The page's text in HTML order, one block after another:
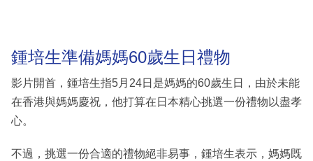
鍾培生準備媽媽60歲生日禮物
影片開首，鍾培生指5月24日是媽媽的60歲生日，由於未能
在香港與媽媽慶祝，他打算在日本精心挑選一份禮物以盡孝
心。
不過，挑選一份合適的禮物絕非易事，鍾培生表示，媽媽既